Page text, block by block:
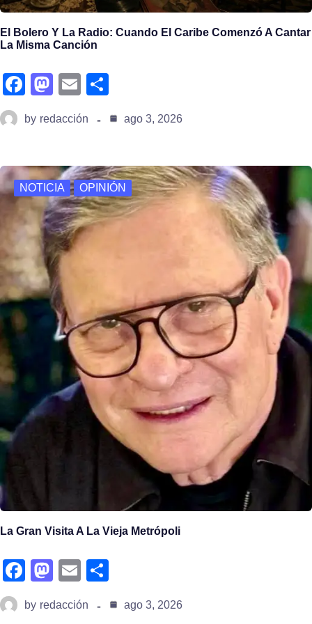
El Bolero Y La Radio: Cuando El Caribe Comenzó A Cantar
La Misma Canción
fa
e
o
o
k
m
st
d
o
n
e
ail ar
by redacción ago 3, 2026
NOTICIA OPINIÓN
La Gran Visita A La Vieja Metrópoli
fa
e
m
st
e
ail ar
by redacción ago 3, 2026